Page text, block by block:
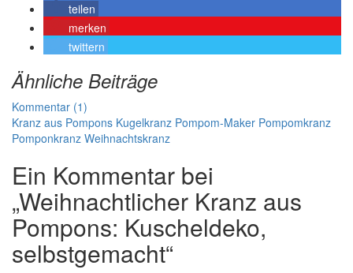
teilen
merken
twittern
Ähnliche Beiträge
Kommentar (1)
Kranz aus Pompons Kugelkranz Pompom-Maker Pompomkranz
Pomponkranz Weihnachtskranz
Ein Kommentar bei
„Weihnachtlicher Kranz aus
Pompons: Kuscheldeko,
selbstgemacht“